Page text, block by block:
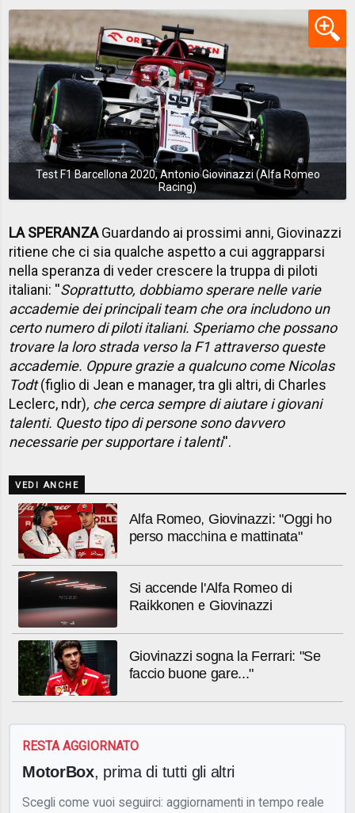
Test F1 Barcellona 2020, Antonio Giovinazzi (Alfa Romeo
Racing)
LA SPERANZAGuardando ai prossimi anni, Giovinazzi
ritiene che ci sia qualche aspetto a cui aggrapparsi
nella speranza di veder crescere la truppa di piloti
italiani: ''Soprattutto, dobbiamo sperare nelle varie
accademie dei principali team che ora includono un
certo numero di piloti italiani. Speriamo che possano
trovare la loro strada verso la F1 attraverso queste
accademie. Oppure grazie a qualcuno come Nicolas
Todt(figlio di Jean e manager, tra gli altri, di Charles
Leclerc, ndr), che cerca sempre di aiutare i giovani
talenti. Questo tipo di persone sono davvero
necessarie per supportare i talenti''.
VEDI ANCHE
Alfa Romeo, Giovinazzi: "Oggi ho
perso macchina e mattinata"
Si accende l'Alfa Romeo di
Raikkonen e Giovinazzi
Giovinazzi sogna la Ferrari: "Se
faccio buone gare..."
RESTA AGGIORNATO
MotorBox, prima di tutti gli altri
Scegli come vuoi seguirci: aggiornamenti in tempo reale